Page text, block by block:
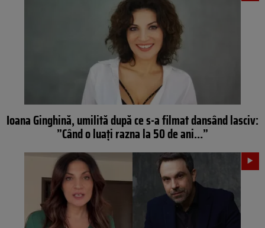
Ioana Ginghină, umilită după ce s-a filmat dansând lasciv:
”Când o luați razna la 50 de ani…”